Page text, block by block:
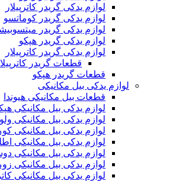
لوازم یدکی گریدر کاترپیلار
لوازم یدکی گریدر کوماتسو
لوازم یدکی گریدر میتسوبیشی
لوازم یدکی گریدر هپکو
لوازم یدکی گریدر کاترپیلار
قطعات گریدر کاترپیلار
قطعات گریدر هپکو
لوازم یدکی بیل مکانیکی
قطعات بیل مکانیکی هیوندا
لوازم یدکی بیل مکانیکی هپکو
لوازم یدکی بیل مکانیکی ولوو
لوازم یدکی بیل مکانیکی کوماتسو
لوازم یدکی بیل مکانیکی اطلس
لوازم یدکی بیل مکانیکی دوسان
لوازم یدکی بیل مکانیکی زوملاین
لوازم یدکی بیل مکانیکی کاترپیلار